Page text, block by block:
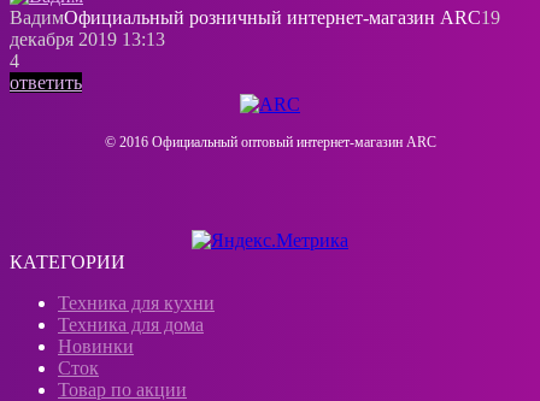
ВадимОфициальный розничный интернeт-магазин ARC19
декабря 2019 13:13
4
ответить
© 2016 Официальный оптовый интернeт-магазин ARC
КАТЕГОРИИ
Техника для кухни
Техника для дома
Новинки
Сток
Товар по акции